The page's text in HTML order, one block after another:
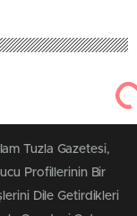
Tuzla Gazetesi,
Profillerinin Bir
Dile Getirdikleri